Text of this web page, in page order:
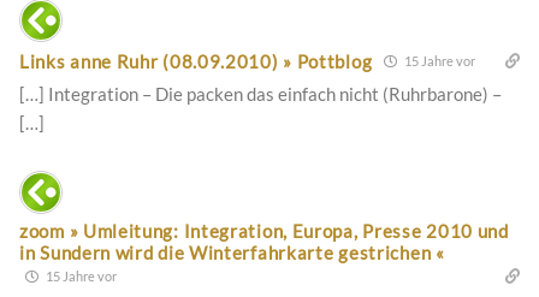
Links anne Ruhr (08.09.2010) » Pottblog 15 Jahre vor
[…] Integration – Die packen das einfach nicht (Ruhrbarone) –
[…]
zoom » Umleitung: Integration, Europa, Presse 2010 und
in Sundern wird die Winterfahrkarte gestrichen «
15 Jahre vor